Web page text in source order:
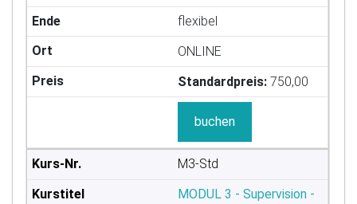
flexibel
ONLINE
Standardpreis: 750,00
buchen
M3-Std
MODUL 3 - Supervision -